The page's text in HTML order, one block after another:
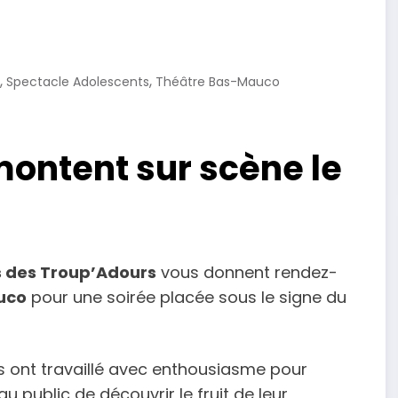
, Spectacle Adolescents, Théâtre Bas-Mauco
sur scène le
Troup’Adours vous donnent rendez-
pour une soirée placée sous le signe du
ont travaillé avec enthousiasme pour